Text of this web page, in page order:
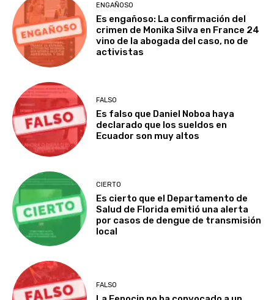
ENGAÑOSO
Es engañoso: La confirmación del
crimen de Monika Silva en France 24
vino de la abogada del caso, no de
activistas
FALSO
Es falso que Daniel Noboa haya
declarado que los sueldos en
Ecuador son muy altos
CIERTO
Es cierto que el Departamento de
Salud de Florida emitió una alerta
por casos de dengue de transmisión
local
FALSO